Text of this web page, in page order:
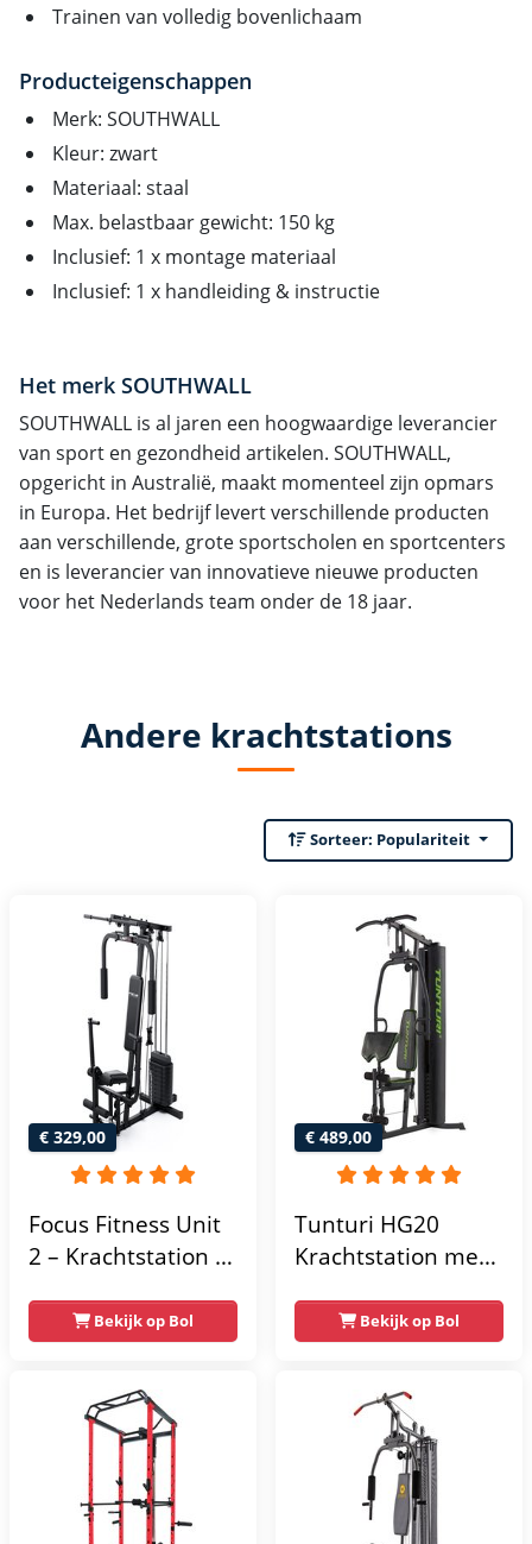
Trainen van volledig bovenlichaam
Producteigenschappen
Merk: SOUTHWALL
Kleur: zwart
Materiaal: staal
Max. belastbaar gewicht: 150 kg
Inclusief: 1 x montage materiaal
Inclusief: 1 x handleiding & instructie
Het merk SOUTHWALL
SOUTHWALL is al jaren een hoogwaardige leverancier
van sport en gezondheid artikelen. SOUTHWALL,
opgericht in Australië, maakt momenteel zijn opmars
in Europa. Het bedrijf levert verschillende producten
aan verschillende, grote sportscholen en sportcenters
en is leverancier van innovatieve nieuwe producten
voor het Nederlands team onder de 18 jaar.
Andere krachtstations
Sorteer: Populariteit
€ 329,00
Focus Fitness Unit
2 – Krachtstation –
– Lat Pulley
Bekijk op Bol
€ 489,00
Tunturi HG20
Krachtstation met
Compacte home
gym met lat pulley
krachtstation voor
thuis - Compact en
multifunctioneel -
Incl. gratis fitness
Bekijk op Bol